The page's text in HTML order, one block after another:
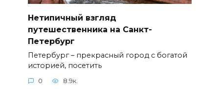
Нетипичный взгляд
путешественника на Санкт-
Петербург
Петербург – прекрасный город с богатой
историей, посетить
0 8.9к.